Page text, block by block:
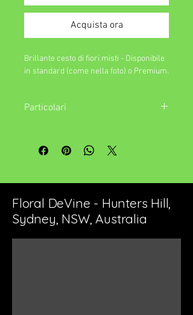
Acquista ora
Brillante cesto di fiori misti - Disponibile
in standard (come nella foto) o Premium.
Particolari
l'elemento 'Standard'. Se selezioni
l'opzione 'Premium', la tua disposizione
valore del contenitore.
Floral DeVine - Hunters Hill,
Sydney, NSW, Australia